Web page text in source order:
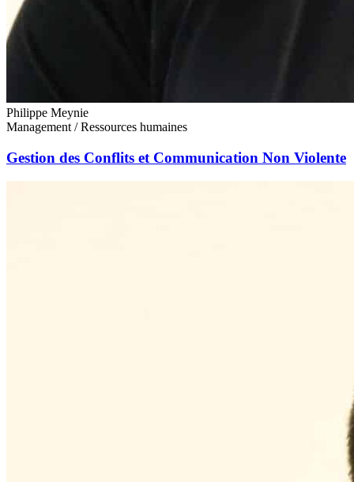
Philippe Meynie
Management / Ressources humaines
Gestion des Conflits et Communication Non Violente